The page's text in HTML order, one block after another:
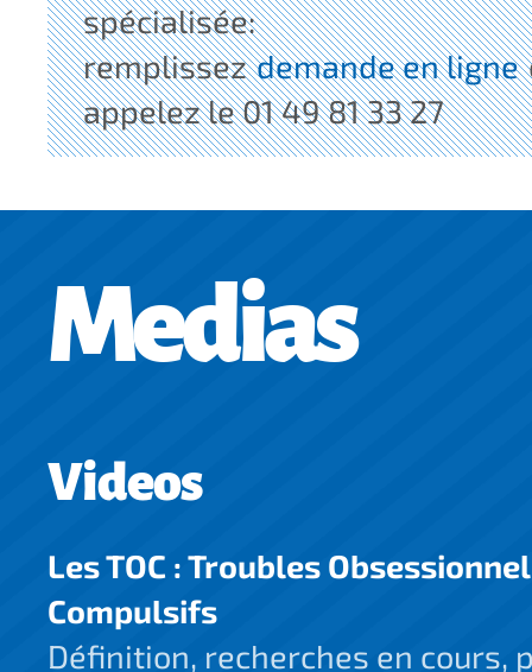
spécialisée:
remplissezdemande en ligne
appelez le 01 49 81 33 27
Medias
Videos
Les TOC : Troubles
Compulsifs
Définition, recherches en cours,